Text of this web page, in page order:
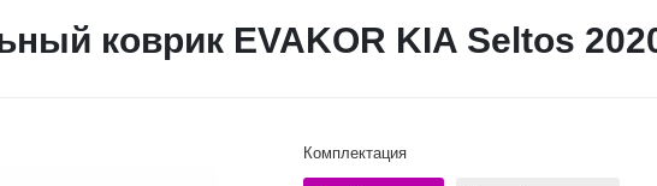
коврик EVAKOR KIA Seltos
Комплектация